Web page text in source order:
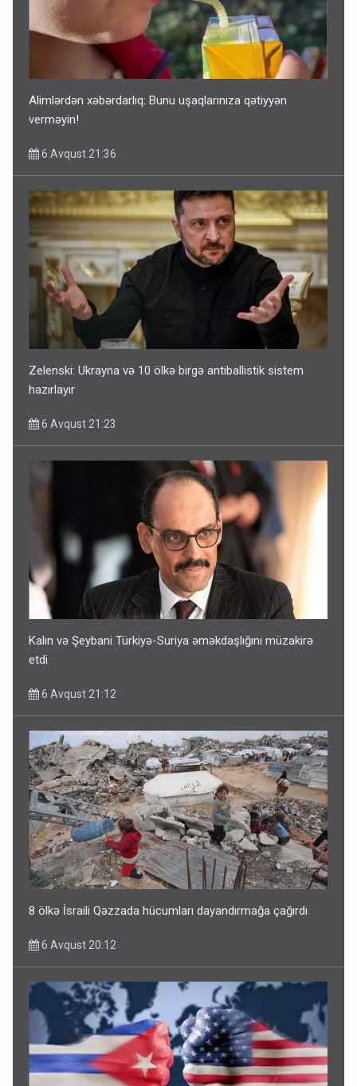
Alimlərdən xəbərdarlıq: Bunu uşaqlarınıza qətiyyən
verməyin!
6 Avqust 21:36
Zelenski: Ukrayna və 10 ölkə birgə antiballistik sistem
hazırlayır
6 Avqust 21:23
Kalın və Şeybani Türkiyə-Suriya əməkdaşlığını müzakirə
etdi
6 Avqust 21:12
8 ölkə İsraili Qəzzada hücumları dayandırmağa çağırdı
6 Avqust 20:12